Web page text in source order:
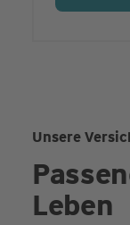
Unsere
Leben